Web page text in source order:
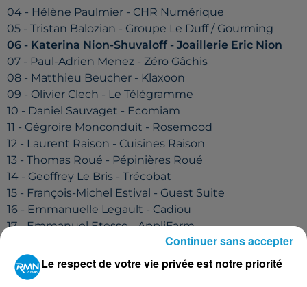
04 - Hélène Paulmier - CHR Numérique
05 - Tristan Balozian - Groupe Le Duff / Gourming
06 - Katerina Nion-Shuvaloff - Joaillerie Eric Nion
07 - Paul-Adrien Menez - Zéro Gâchis
08 - Matthieu Beucher - Klaxoon
09 - Olivier Clech - Le Télégramme
10 - Daniel Sauvaget - Ecomiam
11 - Gégroire Monconduit - Rosemood
12 - Laurent Raison - Cuisines Raison
13 - Thomas Roué - Pépinières Roué
14 - Geoffrey Le Bris - Trécobat
15 - François-Michel Estival - Guest Suite
16 - Emmanuelle Legault - Cadiou
17 - Emmanuel Etesse - AppliFarm
18 - Eric Bourriot - Groupe Beaumanoir
19 - Emmanuel Bertrand - Tiwal
20 - Arnaud Coudray - BZH Qualité
Le respect de votre vie privée est notre priorité
Continuer sans accepter